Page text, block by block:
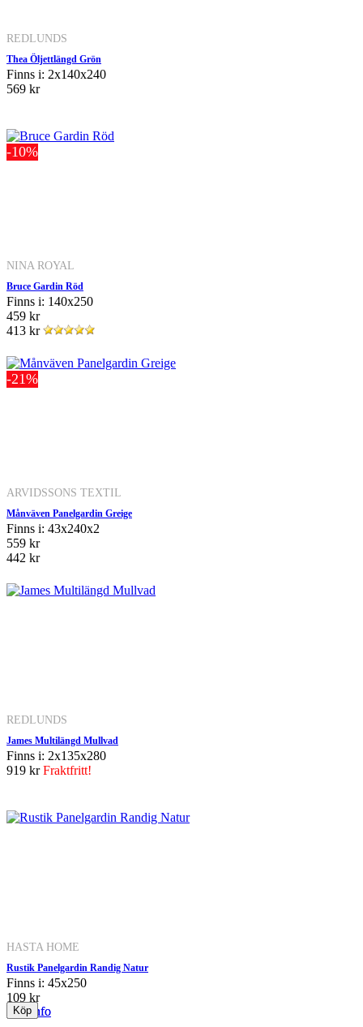
Mer info
Mer info
REDLUNDS
Thea Öljettlängd Grön
Finns i: 2x140x240
569 kr
-10%
NINA ROYAL
Bruce Gardin Röd
Finns i: 140x250
459 kr
413 kr
-21%
ARVIDSSONS TEXTIL
Månväven Panelgardin Greige
Finns i: 43x240x2
559 kr
442 kr
REDLUNDS
James Multilängd Mullvad
Finns i: 2x135x280
919 krFraktfritt!
HASTA HOME
Rustik Panelgardin Randig Natur
Finns i: 45x250
109 kr